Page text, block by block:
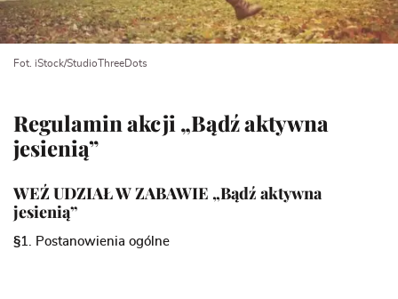
Fot. iStock/StudioThreeDots
Regulamin akcji „Bądź aktywna
jesienią”
WEŹ UDZIAŁ W ZABAWIE „Bądź aktywna
jesienią”
§1. Postanowienia ogólne